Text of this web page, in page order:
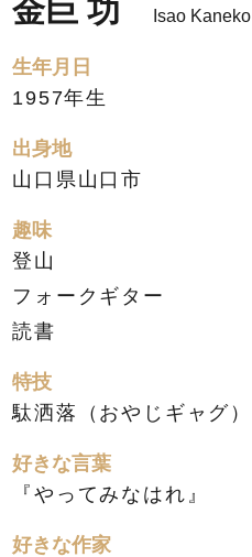
金巨 功 Isao Kaneko
生年月日
1957年生
出身地
山口県山口市
趣味
登山
フォークギター
読書
特技
駄洒落（おやじギャグ）
好きな言葉
『やってみなはれ』
好きな作家